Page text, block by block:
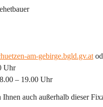
am-gebirge.bgld.gv.at
Uhr
– 19.00 Uhr
Ihnen auch außerhalb dieser